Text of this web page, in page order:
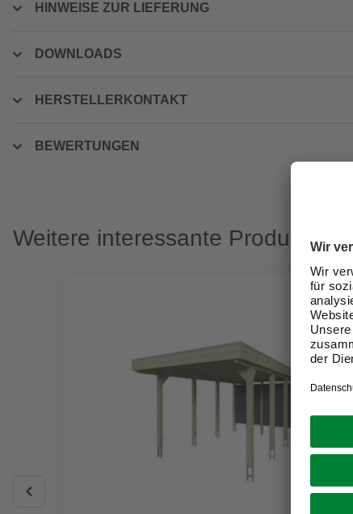
HINWEISE ZUR LIEFERUNG
DOWNLOADS
HERSTELLERKONTAKT
BEWERTUNGEN
Weitere interessante Produkte